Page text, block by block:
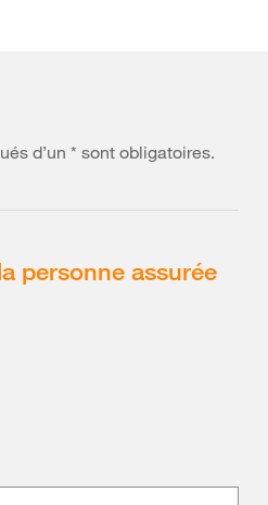
d’un * sont obligatoires.
personne assurée